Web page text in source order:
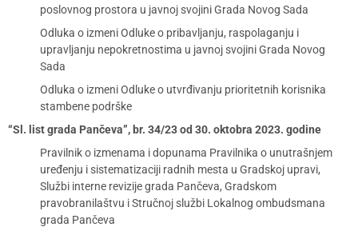
poslovnog prostora u javnoj svojini Grada Novog Sada
Odluka o izmeni Odluke o pribavljanju, raspolaganju i
upravljanju nepokretnostima u javnoj svojini Grada Novog
Sada
Odluka o izmeni Odluke o utvrđivanju prioritetnih korisnika
stambene podrške
“Sl. list grada Pančeva”, br. 34/23 od 30. oktobra 2023. godine
Pravilnik o izmenama i dopunama Pravilnika o unutrašnjem
uređenju i sistematizaciji radnih mesta u Gradskoj upravi,
Službi interne revizije grada Pančeva, Gradskom
pravobranilaštvu i Stručnoj službi Lokalnog ombudsmana
grada Pančeva